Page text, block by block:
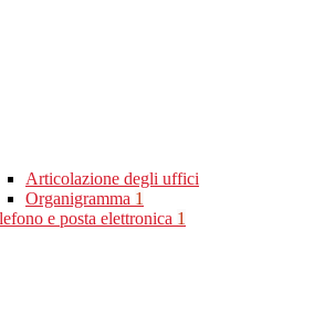
Articolazione degli uffici
Organigramma 1
e posta elettronica 1